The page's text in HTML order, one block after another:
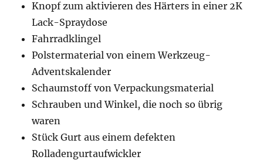
Knopf zum aktivieren des Härters in einer 2K
Lack-Spraydose
Fahrradklingel
Polstermaterial von einem Werkzeug-
Adventskalender
Schaumstoff von Verpackungsmaterial
Schrauben und Winkel, die noch so übrig
waren
Stück Gurt aus einem defekten
Rolladengurtaufwickler